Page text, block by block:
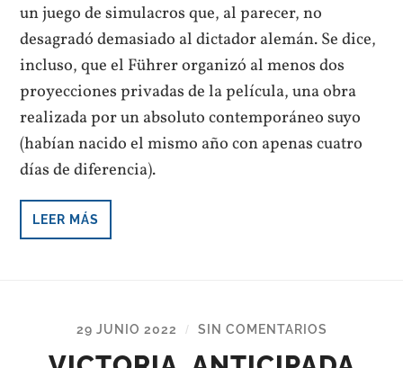
un juego de simulacros que, al parecer, no
desagradó demasiado al dictador alemán. Se dice,
incluso, que el Führer organizó al menos dos
proyecciones privadas de la película, una obra
realizada por un absoluto contemporáneo suyo
(habían nacido el mismo año con apenas cuatro
días de diferencia).
LEER MÁS
29 JUNIO 2022 / SIN COMENTARIOS